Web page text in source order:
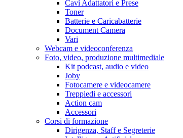
Cavi Adattatori e Prese
Toner
Batterie e Caricabatterie
Document Camera
Vari
Webcam e videoconferenza
Foto, video, produzione multimediale
Kit podcast, audio e video
Joby
Fotocamere e videocamere
Treppiedi e accessori
Action cam
Accessori
Corsi di formazione
Dirigenza, Staff e Segreterie